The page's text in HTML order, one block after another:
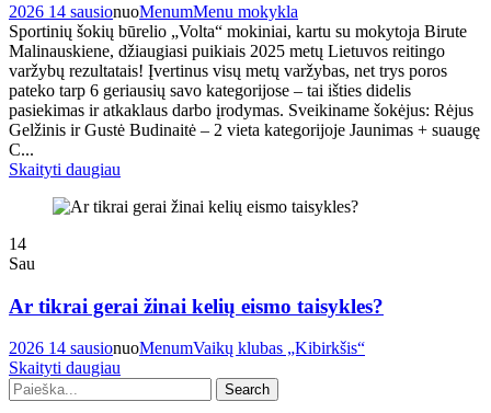
2026 14 sausionuoMenumMenu mokykla
Sportinių šokių būrelio „Volta“ mokiniai, kartu su mokytoja Birute
Malinauskiene, džiaugiasi puikiais 2025 metų Lietuvos reitingo
varžybų rezultatais! Įvertinus visų metų varžybas, net trys poros
pateko tarp 6 geriausių savo kategorijose – tai išties didelis
pasiekimas ir atkaklaus darbo įrodymas. Sveikiname šokėjus: Rėjus
Gelžinis ir Gustė Budinaitė – 2 vieta kategorijoje Jaunimas + suaugę
C...
Skaityti daugiau
14
Sau
Ar tikrai gerai žinai kelių eismo taisykles?
2026 14 sausionuoMenumVaikų klubas „Kibirkšis“
Skaityti daugiau